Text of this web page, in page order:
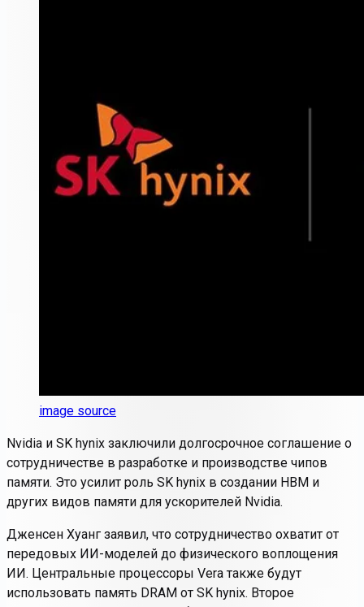
image source
Nvidia и SK hynix заключили долгосрочное соглашение о
сотрудничестве в разработке и производстве чипов
памяти. Это усилит роль SK hynix в создании HBM и
других видов памяти для ускорителей Nvidia.
Дженсен Хуанг заявил, что сотрудничество охватит от
передовых ИИ-моделей до физического воплощения
ИИ. Центральные процессоры Vera также будут
использовать память DRAM от SK hynix. Второе